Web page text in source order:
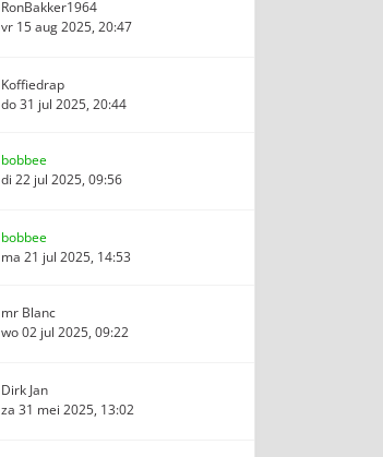
RonBakker1964
vr 15 aug 2025, 20:47
Koffiedrap
do 31 jul 2025, 20:44
bobbee
di 22 jul 2025, 09:56
bobbee
ma 21 jul 2025, 14:53
mr Blanc
wo 02 jul 2025, 09:22
Dirk Jan
za 31 mei 2025, 13:02